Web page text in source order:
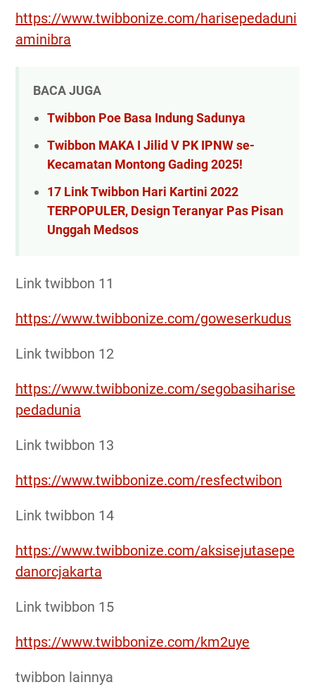
https://www.twibbonize.com/harisepedaduni
aminibra
BACA JUGA
Twibbon Poe Basa Indung Sadunya
Twibbon MAKA I Jilid V PK IPNW se-
Kecamatan Montong Gading 2025!
17 Link Twibbon Hari Kartini 2022
TERPOPULER, Design Teranyar Pas Pisan
Unggah Medsos
Link twibbon 11
https://www.twibbonize.com/goweserkudus
Link twibbon 12
https://www.twibbonize.com/segobasiharise
pedadunia
Link twibbon 13
https://www.twibbonize.com/resfectwibon
Link twibbon 14
https://www.twibbonize.com/aksisejutasepe
danorcjakarta
Link twibbon 15
https://www.twibbonize.com/km2uye
twibbon lainnya